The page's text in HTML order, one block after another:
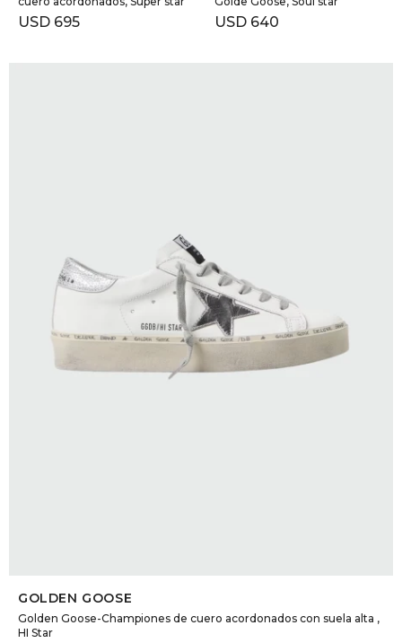
USD 695 USD 640
GOLDEN GOOSE
Golden Goose-Championes de cuero acordonados con suela alta ,
HI Star